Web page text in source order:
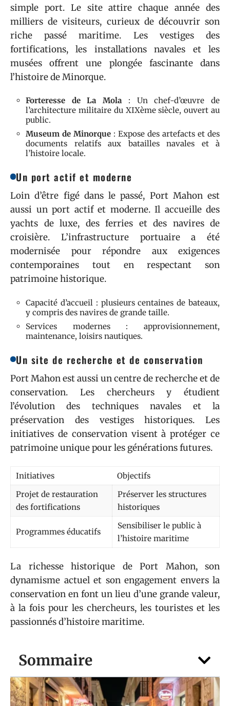
Sommaire
simple port. Le site attire chaque année des
milliers de visiteurs, curieux de découvrir son
riche passé maritime. Les vestiges des
fortifications, les installations navales et les
musées offrent une plongée fascinante dans
l’histoire de Minorque.
Forteresse de La Mola : Un chef-d’œuvre de
l’architecture militaire du XIXème siècle, ouvert au
public.
Museum de Minorque : Expose des artefacts et des
documents relatifs aux batailles navales et à
l’histoire locale.
Un port actif et moderne
Loin d’être figé dans le passé, Port Mahon est
aussi un port actif et moderne. Il accueille des
yachts de luxe, des ferries et des navires de
croisière. L’infrastructure portuaire a été
modernisée pour répondre aux exigences
contemporaines tout en respectant son
patrimoine historique.
Capacité d’accueil : plusieurs centaines de bateaux,
y compris des navires de grande taille.
Services modernes : approvisionnement,
maintenance, loisirs nautiques.
Un site de recherche et de conservation
Port Mahon est aussi un centre de recherche et de
conservation. Les chercheurs y étudient
l’évolution des techniques navales et la
préservation des vestiges historiques. Les
initiatives de conservation visent à protéger ce
patrimoine unique pour les générations futures.
Initiatives
Objectifs
Projet de restauration
des fortifications
Préserver les structures
historiques
Programmes éducatifs
Sensibiliser le public à
l’histoire maritime
La richesse historique de Port Mahon, son
dynamisme actuel et son engagement envers la
conservation en font un lieu d’une grande valeur,
à la fois pour les chercheurs, les touristes et les
passionnés d’histoire maritime.